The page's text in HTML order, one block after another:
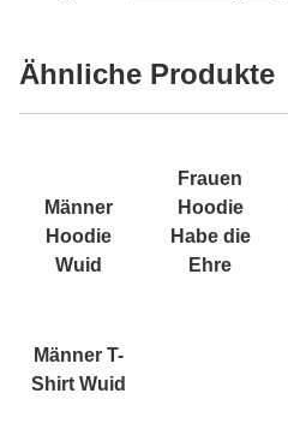
Ähnliche Produkte
Männer
Hoodie
Wuid
Frauen
Hoodie
Habe die
Ehre
Männer T-
Shirt Wuid